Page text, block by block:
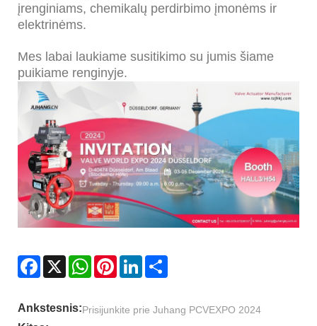
įrenginiams, chemikalų perdirbimo įmonėms ir
elektrinėms.
Mes labai laukiame susitikimo su jumis šiame
puikiame renginyje.
Facebook
X WhatsAppPinterestLinkedIn
Ankstesnis:Prisijunkite prie Juhang PCVEXPO 2024